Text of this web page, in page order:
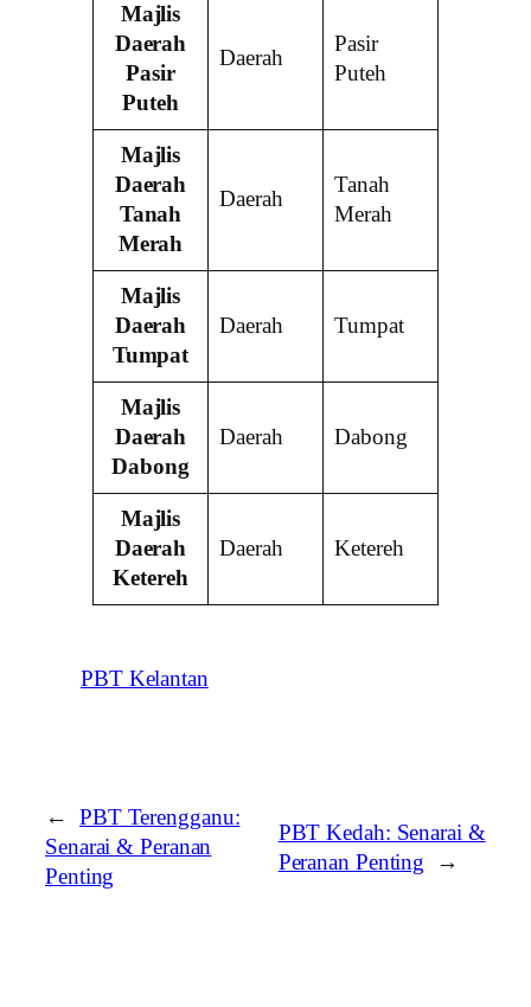
Majlis
Daerah
Pasir
Puteh
Daerah
Pasir
Puteh
Majlis
Daerah
Tanah
Merah
Daerah
Tanah
Merah
Majlis
Daerah
Tumpat
Daerah Tumpat
Majlis
Daerah
Dabong
Daerah Dabong
Majlis
Daerah
Ketereh
Daerah Ketereh
PBT Kelantan
←
PBT Terengganu:
Senarai & Peranan
Penting
PBT Kedah: Senarai &
Peranan Penting
→